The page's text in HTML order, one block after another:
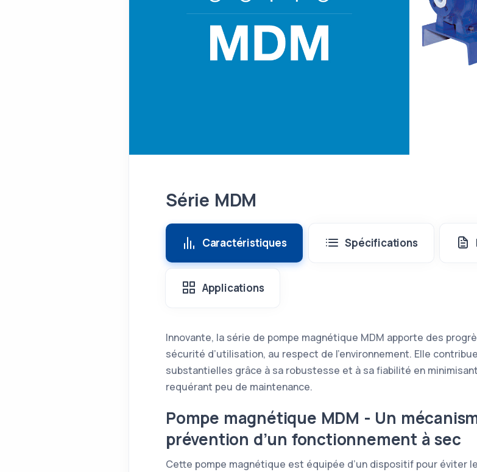
Série MDM
Caractéristiques Spécifications
Applications
Innovante, la série de pompe magnétique MDM apporte des
sécurité d’utilisation, au respect de l’environnement. Elle
substantielles grâce à sa robustesse et à sa fiabilité en
requérant peu de maintenance.
Pompe magnétique MDM - Un
prévention d’un fonctionnement à sec
Cette pompe magnétique est équipée d’un dispositif pour éviter